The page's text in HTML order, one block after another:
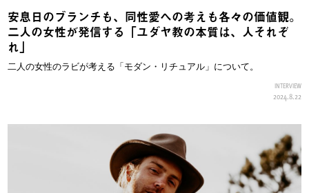
安息日のブランチも、同性愛への考えも各々の価値観。
二人の女性が発信する「ユダヤ教の本質は、人それぞ
れ」
二人の女性のラビが考える「モダン・リチュアル」について。
INTERVIEW
2024.8.22